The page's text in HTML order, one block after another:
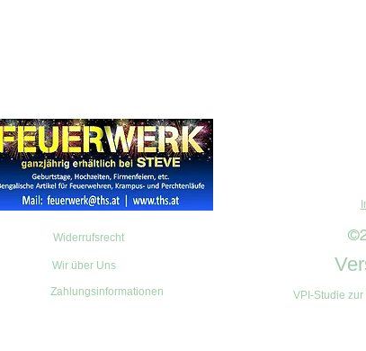
Widerrufsrecht
Wir über Uns
Zahlungsinformationen VPI-Studie